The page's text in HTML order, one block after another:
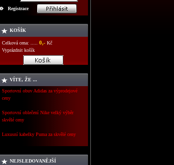
Registrace
KOŠÍK
Celková cena: ..... 0,- Kč
Vyprázdnit košík
VÍTE, ŽE ...
Sportovní obuv Adidas za výprodejové
ceny
Sportovní oblečení Nike velký výběr
skvělé ceny
Luxusní kabelky Puma za skvělé ceny
NEJSLEDOVANĚJŠÍ